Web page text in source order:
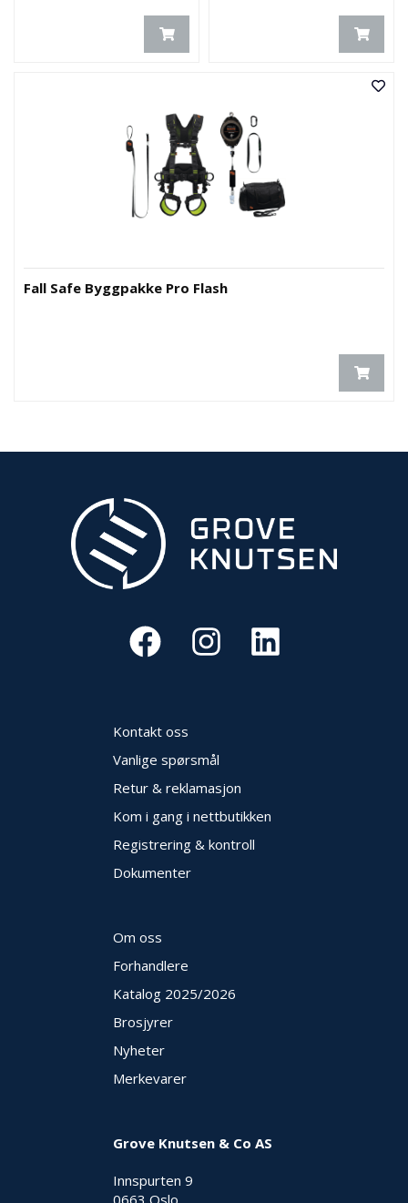
Fall Safe Byggpakke Pro Flash
Kontakt oss
Vanlige spørsmål
Retur & reklamasjon
Kom i gang i nettbutikken
Registrering & kontroll
Dokumenter
Om oss
Forhandlere
Katalog 2025/2026
Brosjyrer
Nyheter
Merkevarer
Grove Knutsen & Co AS
Innspurten 9
0663 Oslo